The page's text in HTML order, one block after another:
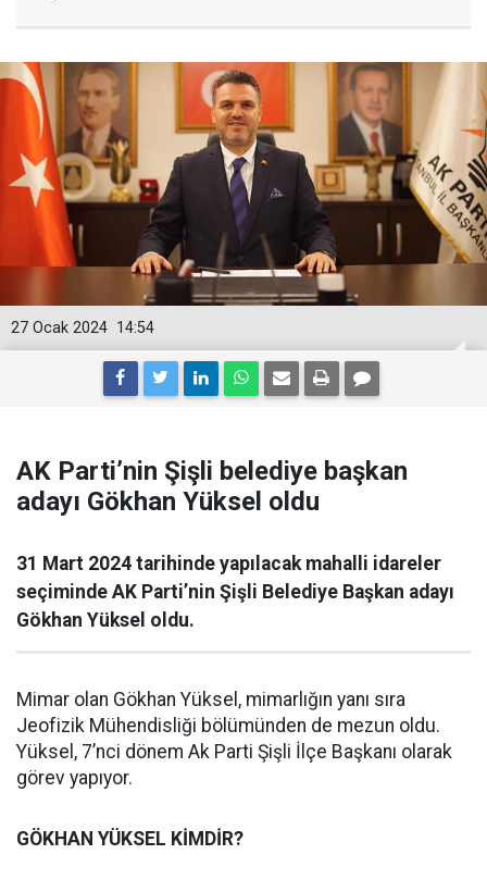
14:54
27 Ocak 2024
AK Parti’nin Şişli belediye başkan
adayı Gökhan Yüksel oldu
31 Mart 2024 tarihinde yapılacak mahalli idareler
seçiminde AK Parti’nin Şişli Belediye Başkan adayı
Gökhan Yüksel oldu.
Mimar olan Gökhan Yüksel, mimarlığın yanı sıra
Jeofizik Mühendisliği bölümünden de mezun oldu.
Yüksel, 7’nci dönem Ak Parti Şişli İlçe Başkanı olarak
görev yapıyor.
GÖKHAN YÜKSEL KİMDİR?